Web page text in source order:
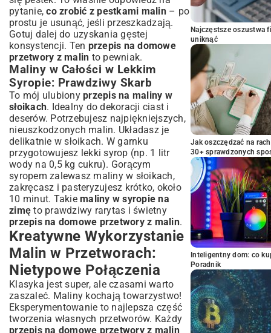
pytanie,co zrobić z pestkami malin– po
prostu je usunąć, jeśli przeszkadzają.
Gotuj dalej do uzyskania gęstej
konsystencji. Ten przepis na domowe
przetwory z malin to pewniak.
Maliny w Całości w Lekkim
Syropie: Prawdziwy Skarb
To mój ulubiony przepis na maliny w
słoikach. Idealny do dekoracji ciast i
deserów. Potrzebujesz najpiękniejszych,
nieuszkodzonych malin. Układasz je
delikatnie w słoikach. W garnku
przygotowujesz lekki syrop (np. 1 litr
wody na 0,5 kg cukru). Gorącym
syropem zalewasz maliny w słoikach,
zakręcasz i pasteryzujesz krótko, około
10 minut. Takie maliny w syropie na
zimę to prawdziwy rarytas i świetny
przepis na domowe przetwory z malin.
Kreatywne Wykorzystanie
Malin w Przetworach:
Nietypowe Połączenia
Klasyka jest super, ale czasami warto
zaszaleć. Maliny kochają towarzystwo!
Eksperymentowanie to najlepsza część
tworzenia własnych przetworów. Każdy
przepis na domowe przetwory z malin
Najczęstsze oszustwa
uniknąć
Jak oszczędzać na
30+ sprawdzonych
Inteligentny dom: co
Poradnik